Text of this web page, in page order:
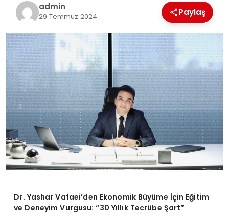
admin
29 Temmuz 2024 Paylaş
Dr. Yashar Vafaei’den Ekonomik Büyüme İçin Eğitim
ve Deneyim Vurgusu: “30 Yıllık Tecrübe Şart”